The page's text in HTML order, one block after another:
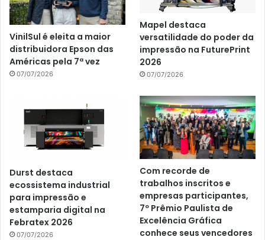
VinilSul é eleita a maior
distribuidora Epson das
Américas pela 7ª vez
07/07/2026
Mapel destaca
versatilidade do poder da
impressão na FuturePrint
2026
07/07/2026
Durst destaca
ecossistema industrial
para impressão e
estamparia digital na
Febratex 2026
07/07/2026
Com recorde de
trabalhos inscritos e
empresas participantes,
7º Prêmio Paulista de
Excelência Gráfica
conhece seus vencedores